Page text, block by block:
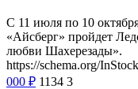
С 11 июля по 10
«Айсберг» пройдет
любви Шахерезады».
https://schema.org/InStock
000 ₽ 1134 3